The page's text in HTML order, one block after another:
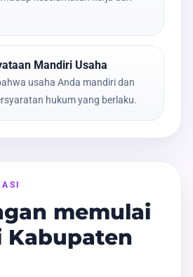
Mandiri Usaha
usaha Anda mandiri dan
hukum yang berlaku.
memulai
Kabupaten